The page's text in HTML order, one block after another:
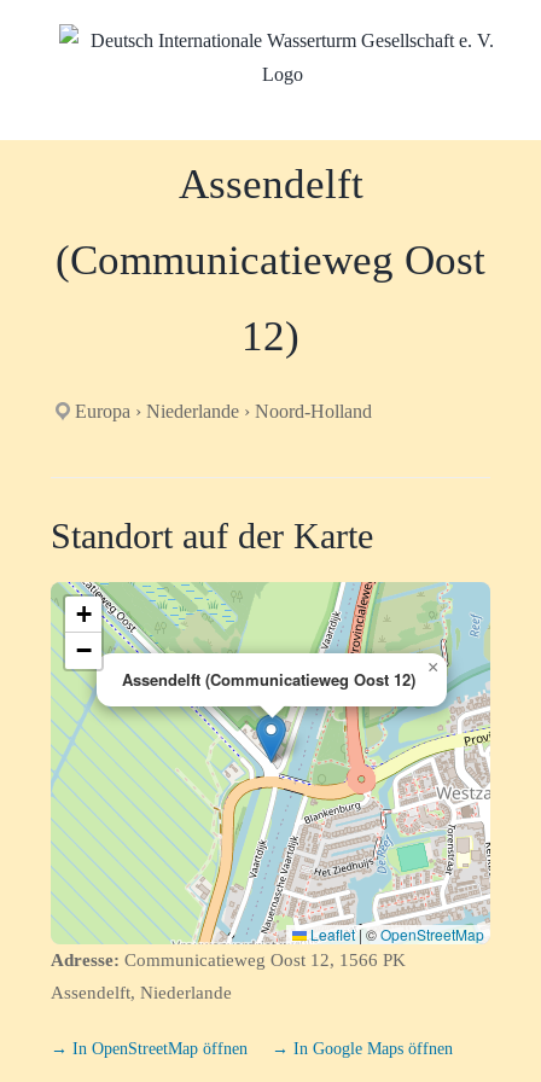
Assendelft
(Communicatieweg Oost
12)
Europa › Niederlande › Noord-Holland
Standort auf der Karte
Assendelft (Communicatieweg Oost 12)
×
+
−
Leaflet|©OpenStreetMap
Adresse: Communicatieweg Oost 12, 1566 PK
Assendelft, Niederlande
→ In OpenStreetMap öffnen → In Google Maps öffnen